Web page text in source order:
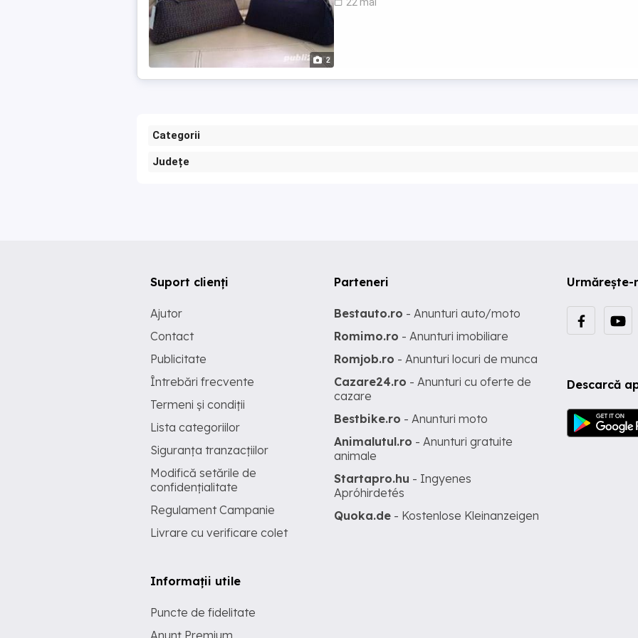
2
Categorii
Județe
Urmărește-
Descarcă
Suport clienți
Ajutor
Contact
Publicitate
Întrebări frecvente
Termeni și condiții
Lista categoriilor
Siguranța tranzacțiilor
Modifică setările de
confidențialitate
Regulament Campanie
Livrare cu verificare colet
Informații utile
Puncte de fidelitate
Anunț Premium
Parteneri
Bestauto.ro - Anunturi auto/moto
Romimo.ro - Anunturi imobiliare
Romjob.ro - Anunturi locuri de munca
Cazare24.ro - Anunturi cu oferte de
cazare
Bestbike.ro - Anunturi moto
Animalutul.ro - Anunturi gratuite
animale
Startapro.hu - Ingyenes
Apróhirdetés
Quoka.de - Kostenlose Kleinanzeigen